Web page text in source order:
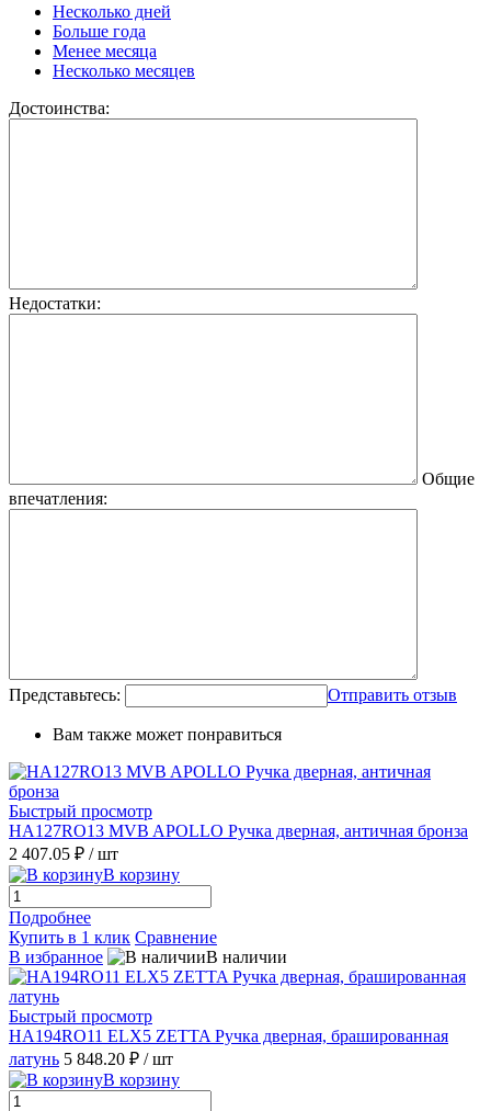
Несколько дней
Больше года
Менее месяца
Несколько месяцев
Достоинства:
Недостатки:
Общие
впечатления:
Представьтесь: Отправить отзыв
Вам также может понравиться
Быстрый просмотр
HA127RO13 MVB APOLLO Ручка дверная, античная бронза
2 407.05 ₽ / шт
В корзину
Подробнее
Купить в 1 клик Сравнение
В избранное
В наличии
Быстрый просмотр
HA194RO11 ELX5 ZETTA Ручка дверная, брашированная
латунь 5 848.20 ₽ / шт
В корзину